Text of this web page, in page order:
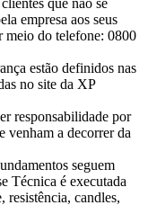
empresa aos seus
meio do telefone: 0800
estão definidos nas
no site da XP
responsabilidade por
venham a decorrer da
seguem
Técnica é executada
resistência, candles,